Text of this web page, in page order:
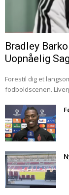
Bradley
Uopnåelig
Forestil dig et
fodboldscenen.